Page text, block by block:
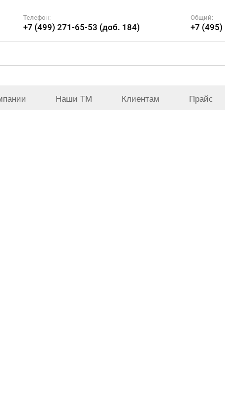
Телефон:
+7 (499) 271-65-53 (доб. 184)
Общий:
+7
Наши ТМ Клиентам Прайс